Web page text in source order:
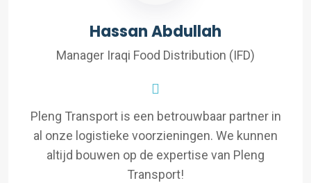
Hassan Abdullah
Manager Iraqi Food Distribution (IFD)
Pleng Transport is een betrouwbaar partner in
al onze logistieke voorzieningen. We kunnen
altijd bouwen op de expertise van Pleng
Transport!